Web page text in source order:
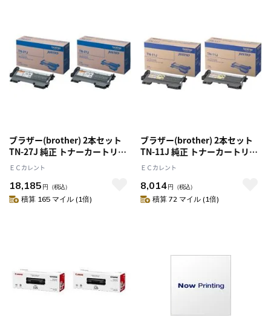
ブラザー(brother) 2本セット
TN-27J 純正 トナーカートリッ
ジ
ＥＣカレント
18,185 円 （税込）
積算 165 マイル (1倍)
ブラザー(brother) 2本セット
TN-11J 純正 トナーカートリッ
ジ
ＥＣカレント
8,014円 （税込）
積算 72 マイル (1倍)